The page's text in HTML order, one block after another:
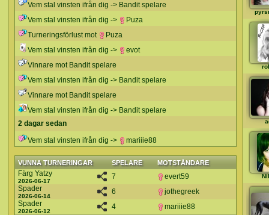
Vem stal vinsten ifrån dig -> Bandit spelare
Vem stal vinsten ifrån dig ->
Puza
Turneringsförlust mot
Puza
Vem stal vinsten ifrån dig ->
evot
Vinnare mot Bandit spelare
Vem stal vinsten ifrån dig -> Bandit spelare
Vinnare mot Bandit spelare
Vem stal vinsten ifrån dig -> Bandit spelare
2 dagar sedan
Vem stal vinsten ifrån dig ->
mariiie88
VUNNA TURNERINGAR SPELARE MOTSTÅNDARE
Färg Yatzy
2026-06-17
7
evert59
Spader
2026-06-14
6
jothegreek
Spader
2026-06-12
4 mariiie88